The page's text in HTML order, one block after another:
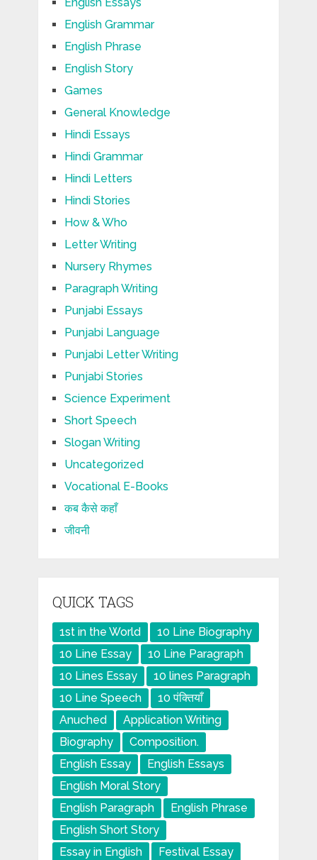
English Essays
English Grammar
English Phrase
English Story
Games
General Knowledge
Hindi Essays
Hindi Grammar
Hindi Letters
Hindi Stories
How & Who
Letter Writing
Nursery Rhymes
Paragraph Writing
Punjabi Essays
Punjabi Language
Punjabi Letter Writing
Punjabi Stories
Science Experiment
Short Speech
Slogan Writing
Uncategorized
Vocational E-Books
कब कैसे कहाँ
जीवनी
QUICK TAGS
1st in the World
10 Line Biography
10 Line Essay
10 Line Paragraph
10 Lines Essay
10 lines Paragraph
10 Line Speech
10 पंक्तियाँ
Anuched
Application Writing
Biography
Composition.
English Essay
English Essays
English Moral Story
English Paragraph
English Phrase
English Short Story
Essay in English
Festival Essay